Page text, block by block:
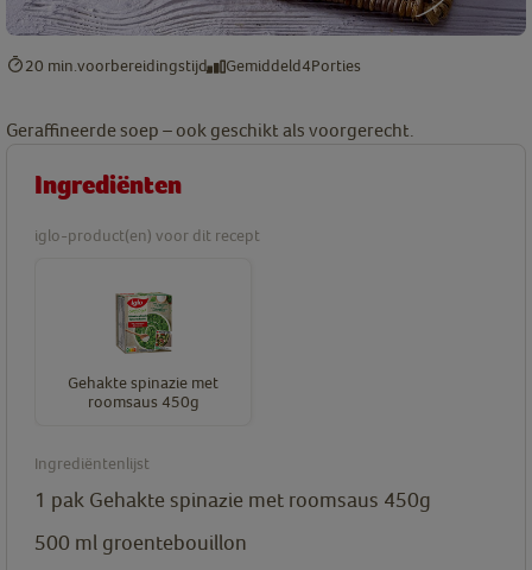
20 min. voorbereidingstijd Gemiddeld4Porties
Geraffineerde soep – ook geschikt als voorgerecht.
Ingrediënten
iglo-product(en) voor dit recept
Gehakte spinazie met
roomsaus 450g
Ingrediëntenlijst
1 pak Gehakte spinazie met roomsaus 450g
500 ml groentebouillon